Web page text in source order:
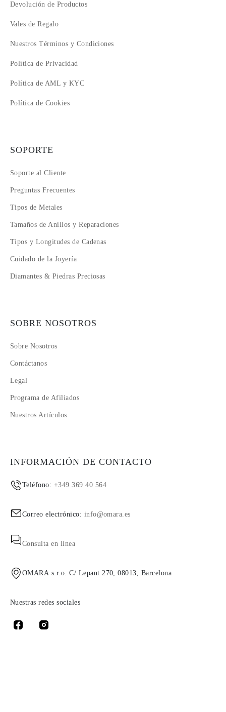
Devolución de Productos
Vales de Regalo
Nuestros Términos y Condiciones
Política de Privacidad
Política de AML y KYC
Política de Cookies
SOPORTE
Soporte al Cliente
Preguntas Frecuentes
Tipos de Metales
Tamaños de Anillos y Reparaciones
Tipos y Longitudes de Cadenas
Cuidado de la Joyería
Diamantes & Piedras Preciosas
SOBRE NOSOTROS
Sobre Nosotros
Contáctanos
Legal
Programa de Afiliados
Nuestros Artículos
INFORMACIÓN DE CONTACTO
Teléfono: +349 369 40 564
Correo electrónico: info@omara.es
Consulta en línea
OMARA s.r.o. C/ Lepant 270, 08013, Barcelona
Nuestras redes sociales